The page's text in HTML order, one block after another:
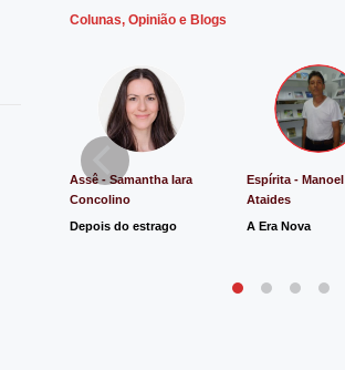
Colunas, Opinião e Blogs
Assê - Samantha Iara
Concolino
Depois do estrago
Espírita - Manoel
Ataides
A Era Nova